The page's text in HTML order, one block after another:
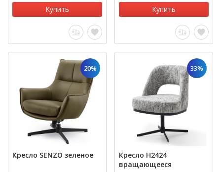
Купить Купить
20%
Кресло SENZO зеленое
33%
Кресло H2424
вращающееся